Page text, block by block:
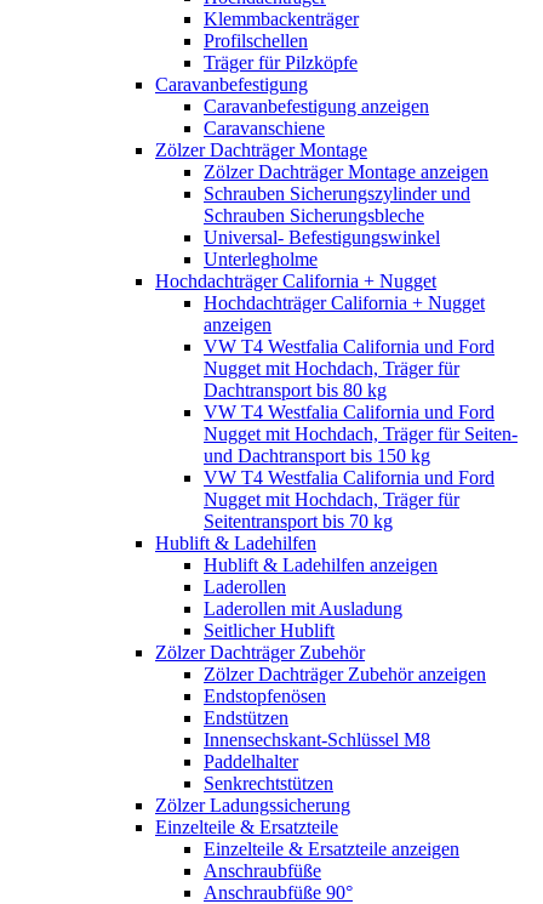
Klemmbackenträger
Profilschellen
Träger für Pilzköpfe
Caravanbefestigung
Caravanbefestigung anzeigen
Caravanschiene
Zölzer Dachträger Montage
Zölzer Dachträger Montage anzeigen
Schrauben Sicherungszylinder und
Schrauben Sicherungsbleche
Universal- Befestigungswinkel
Unterlegholme
Hochdachträger California + Nugget
Hochdachträger California + Nugget
anzeigen
VW T4 Westfalia California und Ford
Nugget mit Hochdach, Träger für
Dachtransport bis 80 kg
VW T4 Westfalia California und Ford
Nugget mit Hochdach, Träger für Seiten-
und Dachtransport bis 150 kg
VW T4 Westfalia California und Ford
Nugget mit Hochdach, Träger für
Seitentransport bis 70 kg
Hublift & Ladehilfen
Hublift & Ladehilfen anzeigen
Laderollen
Laderollen mit Ausladung
Seitlicher Hublift
Zölzer Dachträger Zubehör
Zölzer Dachträger Zubehör anzeigen
Endstopfenösen
Endstützen
Innensechskant-Schlüssel M8
Paddelhalter
Senkrechtstützen
Zölzer Ladungssicherung
Einzelteile & Ersatzteile
Einzelteile & Ersatzteile anzeigen
Anschraubfüße
Anschraubfüße 90°